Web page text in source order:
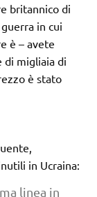
britannico di
in cui
è – avete
di migliaia di
è stato
in Ucraina:
linea in